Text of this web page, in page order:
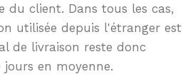
du client. Dans tous les cas,
utilisée depuis l'étranger est
de livraison reste donc
en moyenne.